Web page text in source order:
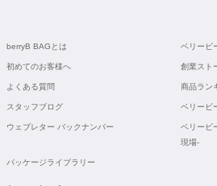
berryB BAGとは ベリービ
初めてのお客様へ 創業スト
よくある質問 商品ラン
スタッフブログ ベリービ
ウェブレター バックナンバー
ベリービ
現場-
パッケージライブラリー